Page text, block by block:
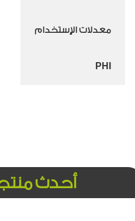
معدلات الإستخدام
PHI
أحدث